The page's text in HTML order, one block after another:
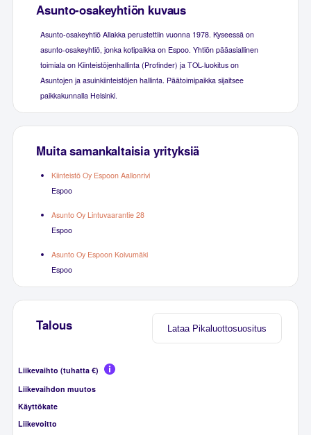
Asunto-osakeyhtiön kuvaus
Asunto-osakeyhtiö Allakka perustettiin vuonna 1978. Kyseessä on
asunto-osakeyhtiö, jonka kotipaikka on Espoo. Yhtiön pääasiallinen
toimiala on Kiinteistöjenhallinta (Profinder) ja TOL-luokitus on
Asuntojen ja asuinkiinteistöjen hallinta. Päätoimipaikka sijaitsee
paikkakunnalla Helsinki.
Muita samankaltaisia yrityksiä
Kiinteistö Oy Espoon Aallonrivi
Espoo
Asunto Oy Lintuvaarantie 28
Espoo
Asunto Oy Espoon Koivumäki
Espoo
Lataa Pikaluottosuositus
Talous
Liikevaihto (tuhatta €)
Liikevaihdon muutos
Käyttökate
Liikevoitto